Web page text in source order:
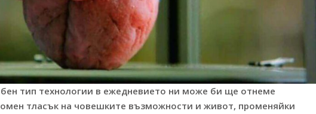
тип технологии в ежедневието ни може би ще отнеме
тласък на човешките възможности и живот, променяйки